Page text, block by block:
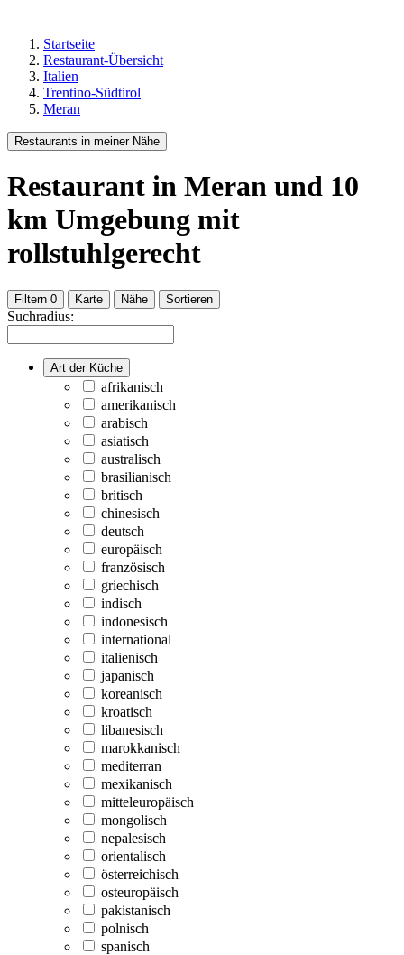
Startseite
Restaurant-Übersicht
Italien
Trentino-Südtirol
Meran
Restaurants in meiner Nähe
Restaurant in Meran und 10
km Umgebung mit
rollstuhlgerecht
Filtern 0 Karte Nähe Sortieren
Suchradius:
Art der Küche
afrikanisch
amerikanisch
arabisch
asiatisch
australisch
brasilianisch
britisch
chinesisch
deutsch
europäisch
französisch
griechisch
indisch
indonesisch
international
italienisch
japanisch
koreanisch
kroatisch
libanesisch
marokkanisch
mediterran
mexikanisch
mitteleuropäisch
mongolisch
nepalesisch
orientalisch
österreichisch
osteuropäisch
pakistanisch
polnisch
spanisch